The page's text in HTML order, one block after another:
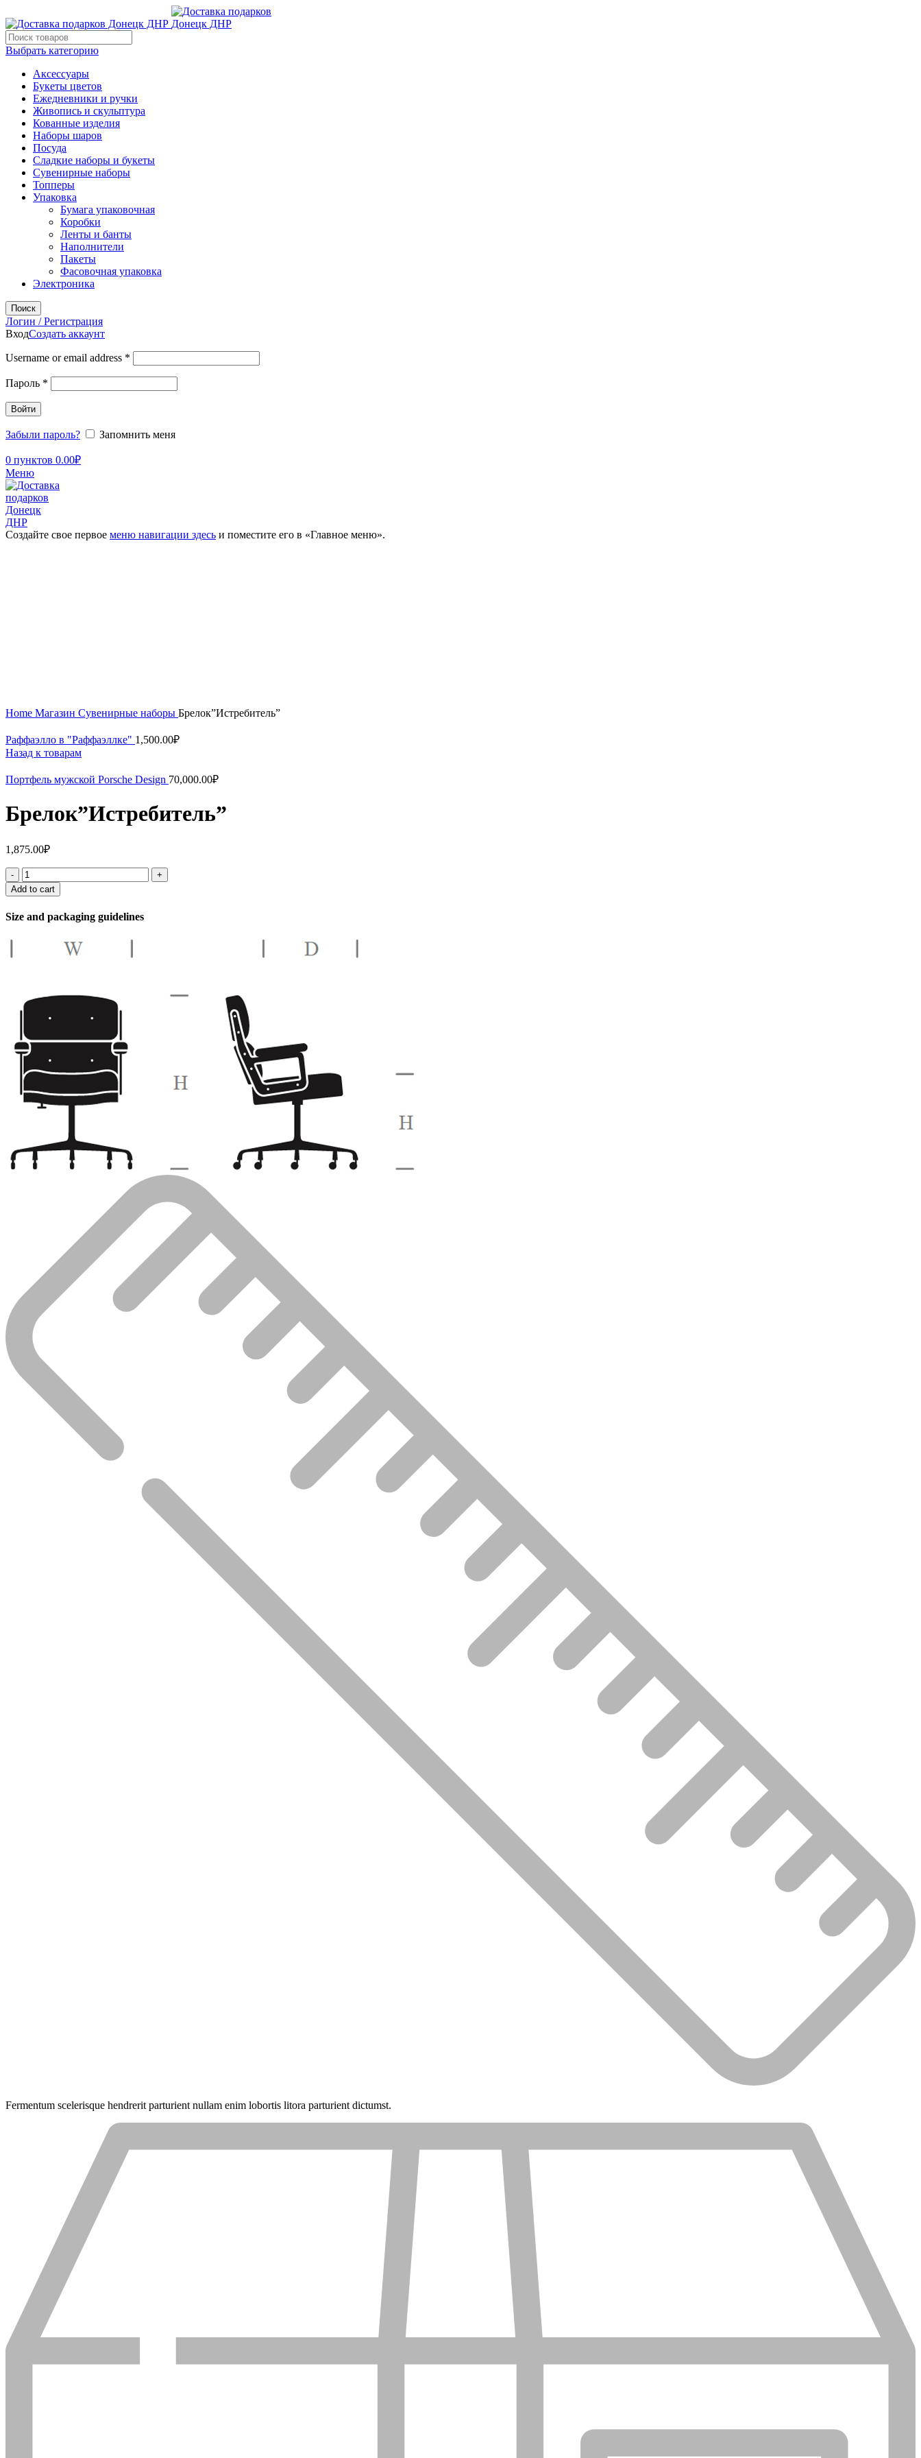
Выбрать категорию
Аксессуары
Букеты цветов
Ежедневники и ручки
Живопись и скульптура
Кованные изделия
Наборы шаров
Посуда
Сладкие наборы и букеты
Сувенирные наборы
Топперы
Упаковка
Бумага упаковочная
Коробки
Ленты и банты
Наполнители
Пакеты
Фасовочная упаковка
Электроника
Поиск
Логин / Регистрация
ВходСоздать аккаунт
Username or email address *
Пароль *
Войти
Забыли пароль? Запомнить меня
0 пунктов 0.00₽
Меню
Создайте свое первое меню навигации здесь и поместите его в «Главное меню».
Home Магазин Сувенирные наборы Брелок”Истребитель”
Раффаэлло в "Раффаэллке" 1,500.00₽
Назад к товарам
Портфель мужской Porsche Design 70,000.00₽
Брелок”Истребитель”
1,875.00₽
Брелок"Истребитель"
quantity
Add to cart
Size and packaging guidelines
Fermentum scelerisque hendrerit parturient nullam enim lobortis litora parturient dictumst.